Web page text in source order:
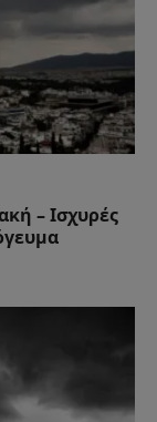
– Ισχυρές